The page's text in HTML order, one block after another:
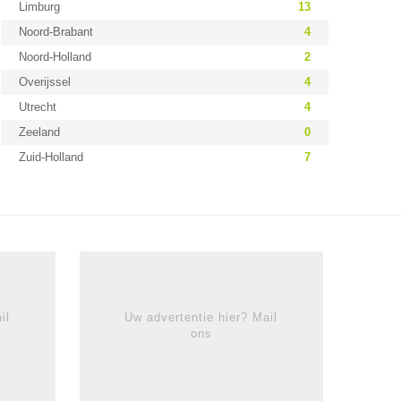
Limburg
13
Noord-Brabant
4
Noord-Holland
2
Overijssel
4
Utrecht
4
Zeeland
0
Zuid-Holland
7
Uw advertentie hier? Mail
ons